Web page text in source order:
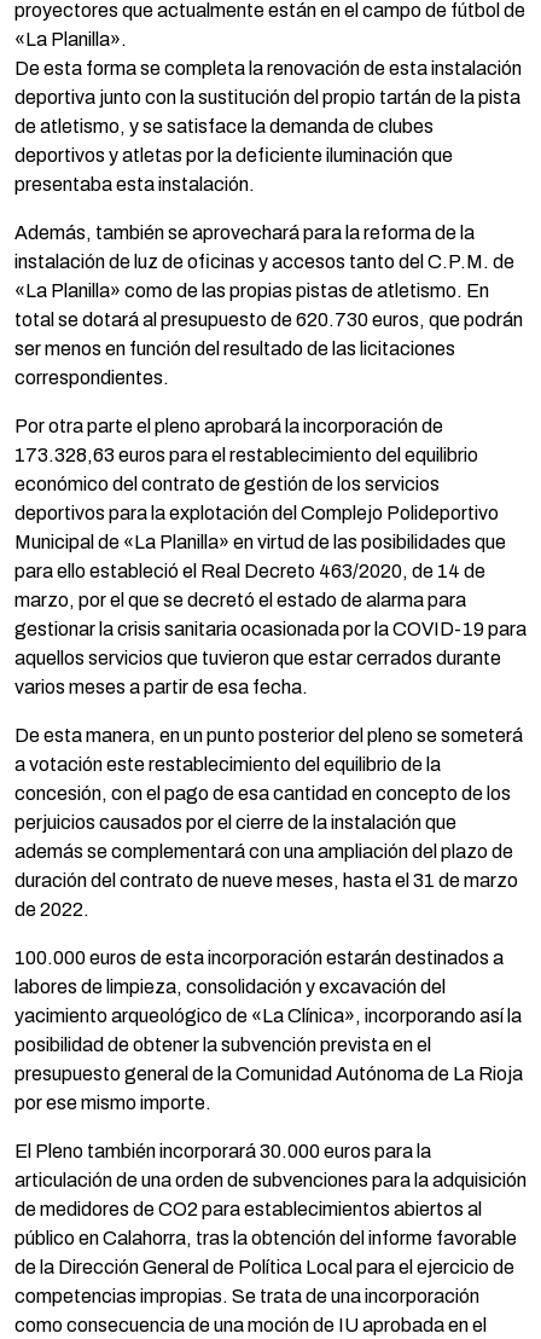
proyectores que actualmente están en el campo de fútbol de
«La Planilla».
De esta forma se completa la renovación de esta instalación
deportiva junto con la sustitución del propio tartán de la pista
de atletismo, y se satisface la demanda de clubes
deportivos y atletas por la deficiente iluminación que
presentaba esta instalación.
Además, también se aprovechará para la reforma de la
instalación de luz de oficinas y accesos tanto del C.P.M. de
«La Planilla» como de las propias pistas de atletismo. En
total se dotará al presupuesto de 620.730 euros, que podrán
ser menos en función del resultado de las licitaciones
correspondientes.
Por otra parte el pleno aprobará la incorporación de
173.328,63 euros para el restablecimiento del equilibrio
económico del contrato de gestión de los servicios
deportivos para la explotación del Complejo Polideportivo
Municipal de «La Planilla» en virtud de las posibilidades que
para ello estableció el Real Decreto 463/2020, de 14 de
marzo, por el que se decretó el estado de alarma para
gestionar la crisis sanitaria ocasionada por la COVID-19 para
aquellos servicios que tuvieron que estar cerrados durante
varios meses a partir de esa fecha.
De esta manera, en un punto posterior del pleno se someterá
a votación este restablecimiento del equilibrio de la
concesión, con el pago de esa cantidad en concepto de los
perjuicios causados por el cierre de la instalación que
además se complementará con una ampliación del plazo de
duración del contrato de nueve meses, hasta el 31 de marzo
de 2022.
100.000 euros de esta incorporación estarán destinados a
labores de limpieza, consolidación y excavación del
yacimiento arqueológico de «La Clínica», incorporando así la
posibilidad de obtener la subvención prevista en el
presupuesto general de la Comunidad Autónoma de La Rioja
por ese mismo importe.
El Pleno también incorporará 30.000 euros para la
articulación de una orden de subvenciones para la adquisición
de medidores de CO2 para establecimientos abiertos al
público en Calahorra, tras la obtención del informe favorable
de la Dirección General de Política Local para el ejercicio de
competencias impropias. Se trata de una incorporación
como consecuencia de una moción de IU aprobada en el